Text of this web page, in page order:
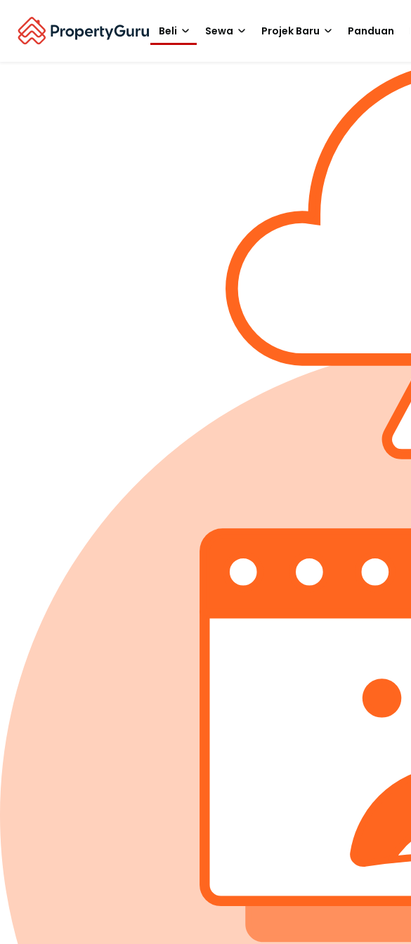
Beli Sewa Projek Baru Panduan